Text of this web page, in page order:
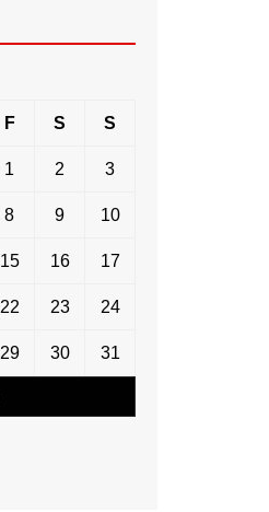
F S S
1 2 3
8 9 10
15 16 17
22 23 24
29 30 31